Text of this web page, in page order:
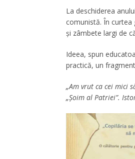
La deschiderea
comunistă. În curtea
și zâmbete largi de
Ideea, spun
practică, un
„Am vrut ca cei mici
„Șoim al Patriei”.